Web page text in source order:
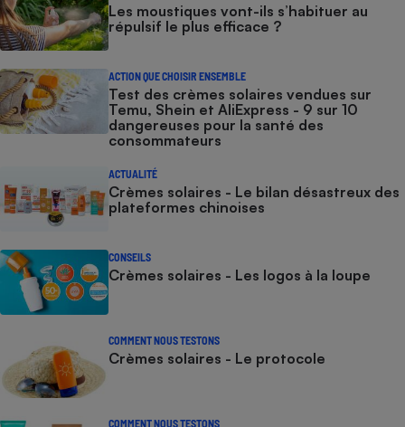
Les moustiques vont-ils s’habituer au
répulsif le plus efficace ?
ACTION QUE CHOISIR ENSEMBLE
Test des crèmes solaires vendues sur
Temu, Shein et AliExpress - 9 sur 10
dangereuses pour la santé des
consommateurs
ACTUALITÉ
Crèmes solaires - Le bilan désastreux des
plateformes chinoises
CONSEILS
Crèmes solaires - Les logos à la loupe
COMMENT NOUS TESTONS
Crèmes solaires - Le protocole
COMMENT NOUS TESTONS